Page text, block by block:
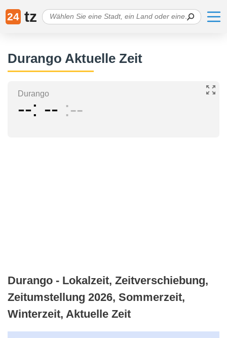
24 tz
Durango Aktuelle Zeit
Durango
-- -- --
Durango - Lokalzeit, Zeitverschiebung,
Zeitumstellung 2026, Sommerzeit,
Winterzeit, Aktuelle Zeit